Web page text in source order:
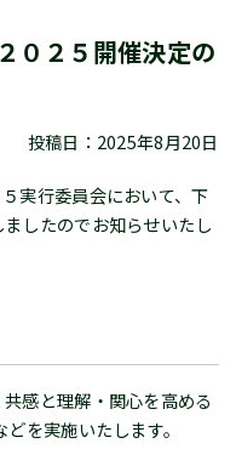
０２５開催決定の
投稿日：2025年8月20日
実行委員会において、下
したのでお知らせいたし
感と理解・関心を高める
を実施いたします。